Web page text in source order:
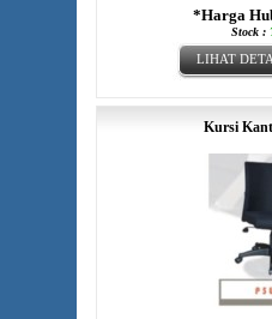
*Harga
Stock :
LIHAT
Kursi